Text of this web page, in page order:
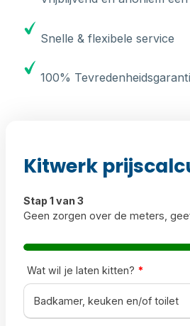
Snelle & flexibele service
100%
Kitwerk
Stap 1 van 3
Geen zorgen over de meters,
Wat wil je laten kitten? *